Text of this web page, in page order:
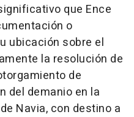
que Ence
o
ubicación sobre el
la resolución de
de
del demanio en la
Navia, con destino a